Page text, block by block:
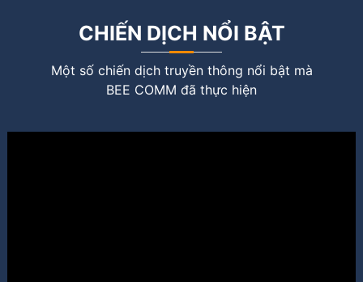
CHIẾN DỊCH NỔI BẬT
Một số chiến dịch truyền thông nổi bật mà
BEE COMM đã thực hiện